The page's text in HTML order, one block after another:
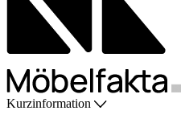
Kurzinformation